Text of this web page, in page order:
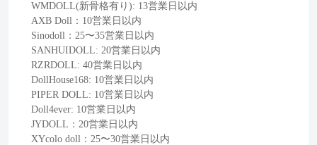
WMDOLL(新骨格有り): 13営業日以内
AXB Doll：10営業日以内
Sinodoll：25〜35営業日以内
SANHUIDOLL: 20営業日以内
RZRDOLL: 40営業日以内
DollHouse168: 10営業日以内
PIPER DOLL: 10営業日以内
Doll4ever: 10営業日以内
JYDOLL：20営業日以内
XYcolo doll：25〜30営業日以内